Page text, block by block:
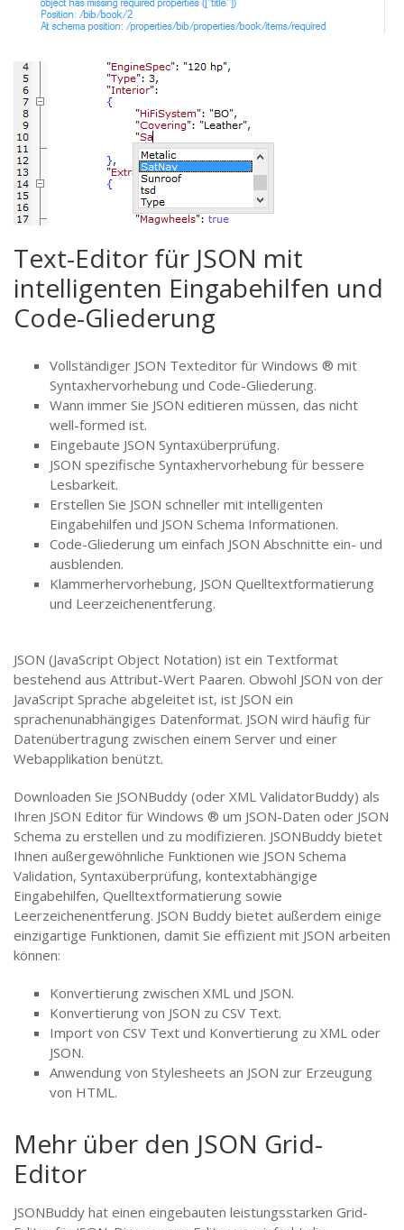
Text-Editor für JSON mit
intelligenten Eingabehilfen und
Code-Gliederung
Vollständiger JSON Texteditor für Windows ® mit
Syntaxhervorhebung und Code-Gliederung.
Wann immer Sie JSON editieren müssen, das nicht
well-formed ist.
Eingebaute JSON Syntaxüberprüfung.
JSON spezifische Syntaxhervorhebung für bessere
Lesbarkeit.
Erstellen Sie JSON schneller mit intelligenten
Eingabehilfen und JSON Schema Informationen.
Code-Gliederung um einfach JSON Abschnitte ein- und
ausblenden.
Klammerhervorhebung, JSON Quelltextformatierung
und Leerzeichenentferung.
JSON (JavaScript Object Notation) ist ein Textformat
bestehend aus Attribut-Wert Paaren. Obwohl JSON von der
JavaScript Sprache abgeleitet ist, ist JSON ein
sprachenunabhängiges Datenformat. JSON wird häufig für
Datenübertragung zwischen einem Server und einer
Webapplikation benützt.
Downloaden Sie JSONBuddy (oder XML ValidatorBuddy) als
Ihren JSON Editor für Windows ® um JSON-Daten oder JSON
Schema zu erstellen und zu modifizieren. JSONBuddy bietet
Ihnen außergewöhnliche Funktionen wie JSON Schema
Validation, Syntaxüberprüfung, kontextabhängige
Eingabehilfen, Quelltextformatierung sowie
Leerzeichenentferung. JSON Buddy bietet außerdem einige
einzigartige Funktionen, damit Sie effizient mit JSON arbeiten
können:
Konvertierung zwischen XML und JSON.
Konvertierung von JSON zu CSV Text.
Import von CSV Text und Konvertierung zu XML oder
JSON.
Anwendung von Stylesheets an JSON zur Erzeugung
von HTML.
Mehr über den JSON Grid-
Editor
JSONBuddy hat einen eingebauten leistungsstarken Grid-